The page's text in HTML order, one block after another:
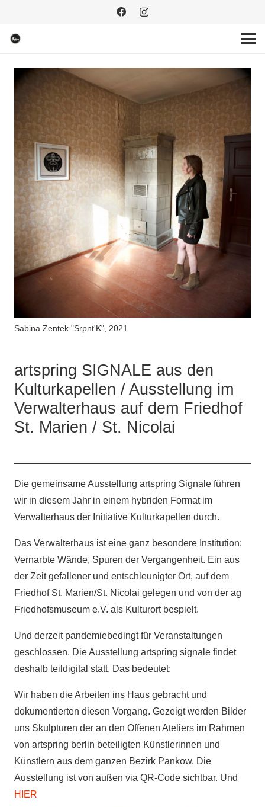
Sabina Zentek "Srpnt'K", 2021
artspring SIGNALE aus den
Kulturkapellen / Ausstellung im
Verwalterhaus auf dem Friedhof
St. Marien / St. Nicolai
Die gemeinsame Ausstellung artspring Signale führen
wir in diesem Jahr in einem hybriden Format im
Verwalterhaus der Initiative Kulturkapellen durch.
Das Verwalterhaus ist eine ganz besondere Institution:
Vernarbte Wände, Spuren der Vergangenheit. Ein aus
der Zeit gefallener und entschleunigter Ort, auf dem
Friedhof St. Marien/St. Nicolai gelegen und von der ag
Friedhofsmuseum e.V. als Kulturort bespielt.
Und derzeit pandemiebedingt für Veranstaltungen
geschlossen. Die Ausstellung artspring signale findet
deshalb teildigital statt. Das bedeutet:
Wir haben die Arbeiten ins Haus gebracht und
dokumentierten diesen Vorgang. Gezeigt werden Bilder
uns Skulpturen der an den Offenen Ateliers im Rahmen
von artspring berlin beteiligten Künstlerinnen und
Künstlern aus dem ganzen Bezirk Pankow. Die
Ausstellung ist von außen via QR-Code sichtbar. Und
HIER